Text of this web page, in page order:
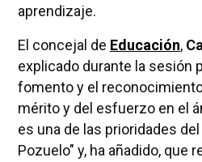
aprendizaje.
El concejal de Educación,
explicado durante la sesión
fomento y el
mérito y del esfuerzo en el
es una de las prioridades
Pozuelo" y, ha añadido, que